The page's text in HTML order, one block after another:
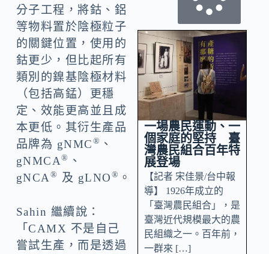
分子工程，將鈷、鋁
等物料置於陰極粒子
的關鍵位置，使用的
鈷更少，但比起所有
類別的鎳基陰極材料
（包括高錳）更穩
定、效能更高並且成
本更低。其衍生產品
品牌為 gNMC® 、
gNMCA®
、
gNCA ® 及 gLNO® 。
Sahin 繼續說：
「CAMX 不是自己
嘗試生產，而是透過
一場農民運動、一
個家庭的堅持 臺
灣農民組合百年特
展登場
【記者 宋佳景/台中報
導】 1926年成立的
「臺灣農民組合」，是
臺灣近代規模最大的農
民組織之一。百年前，
一群來 […]